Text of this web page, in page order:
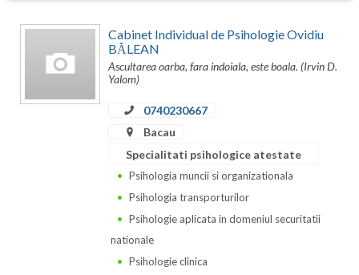
Bucuresti
Buzau
Cabinet Individual de Psihologie Ovidiu
BĂLEAN
Ascultarea oarba, fara indoiala, este boala. (Irvin D.
Yalom)
0740230667
Bacau
Specialitati psihologice atestate
Psihologia muncii si organizationala
Psihologia transporturilor
Psihologie aplicata in domeniul securitatii
nationale
Psihologie clinica